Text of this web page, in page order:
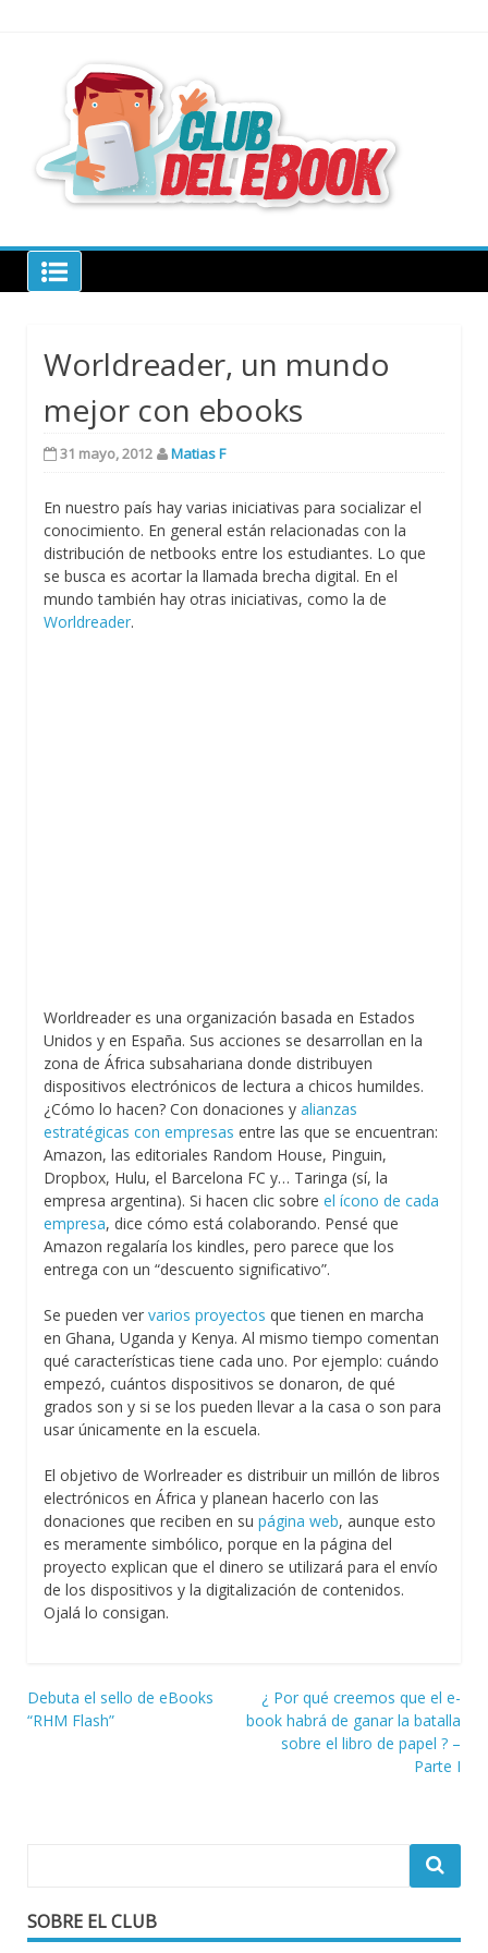
Club del ebook
Worldreader, un mundo
mejor con ebooks
31 mayo, 2012 Matias F
En nuestro país hay varias iniciativas para socializar el
conocimiento. En general están relacionadas con la
distribución de netbooks entre los estudiantes. Lo que
se busca es acortar la llamada brecha digital. En el
mundo también hay otras iniciativas, como la de
Worldreader.
Worldreader es una organización basada en Estados
Unidos y en España. Sus acciones se desarrollan en la
zona de África subsahariana donde distribuyen
dispositivos electrónicos de lectura a chicos humildes.
¿Cómo lo hacen? Con donaciones y alianzas
estratégicas con empresas entre las que se encuentran:
Amazon, las editoriales Random House, Pinguin,
Dropbox, Hulu, el Barcelona FC y… Taringa (sí, la
empresa argentina). Si hacen clic sobre el ícono de cada
empresa, dice cómo está colaborando. Pensé que
Amazon regalaría los kindles, pero parece que los
entrega con un “descuento significativo”.
Se pueden ver varios proyectos que tienen en marcha
en Ghana, Uganda y Kenya. Al mismo tiempo comentan
qué características tiene cada uno. Por ejemplo: cuándo
empezó, cuántos dispositivos se donaron, de qué
grados son y si se los pueden llevar a la casa o son para
usar únicamente en la escuela.
El objetivo de Worlreader es distribuir un millón de libros
electrónicos en África y planean hacerlo con las
donaciones que reciben en su página web, aunque esto
es meramente simbólico, porque en la página del
proyecto explican que el dinero se utilizará para el envío
de los dispositivos y la digitalización de contenidos.
Ojalá lo consigan.
Navegación
de
Debuta el sello de eBooks
“RHM Flash”
¿ Por qué creemos que el e-
book habrá de ganar la batalla
sobre el libro de papel ? –
Parte I
SOBRE EL CLUB